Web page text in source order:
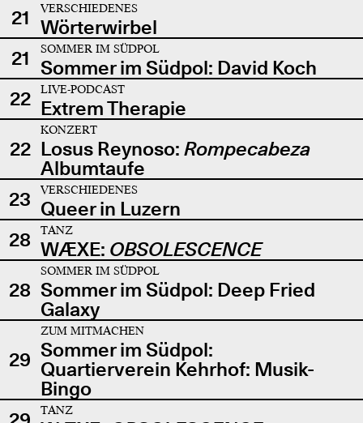
21
VERSCHIEDENES
Wörterwirbel
21
SOMMER IM SÜDPOL
Sommer im Südpol: David Koch
22
LIVE-PODCAST
Extrem Therapie
22
KONZERT
Losus Reynoso: Rompecabeza
Albumtaufe
23
VERSCHIEDENES
Queer in Luzern
28
TANZ
WÆXE: OBSOLESCENCE
28
SOMMER IM SÜDPOL
Sommer im Südpol: Deep Fried
Galaxy
29
ZUM MITMACHEN
Sommer im Südpol:
Quartierverein Kehrhof: Musik-
Bingo
TANZ